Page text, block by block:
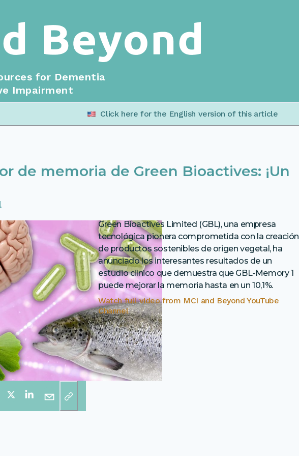
for Dementia
Impairment
Click here for the English version of this article
de memoria de Green Bioactives: ¡Un
Green Bioactives Limited (GBL), una empresa
tecnológica pionera comprometida con la creación
de productos sostenibles de origen vegetal, ha
anunciado los interesantes resultados de un
estudio clínico que demuestra que GBL-Memory 1
puede mejorar la memoria hasta en un 10,1%.
Watch full video from MCI and Beyond YouTube
Channel